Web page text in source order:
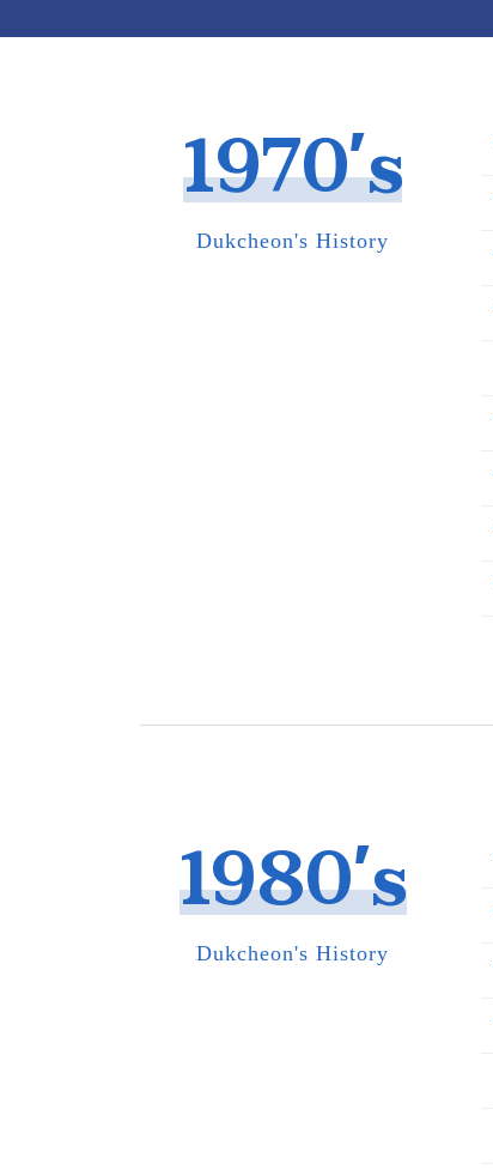
1970's
Dukcheon's History
1980's
Dukcheon's History